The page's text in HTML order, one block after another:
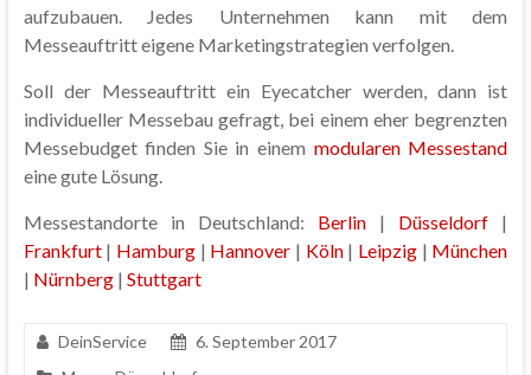
aufzubauen. Jedes Unternehmen kann mit dem
Messeauftritt eigene Marketingstrategien verfolgen.
Soll der Messeauftritt ein Eyecatcher werden, dann ist
individueller Messebau gefragt, bei einem eher begrenzten
Messebudget finden Sie in einem modularen Messestand
eine gute Lösung.
Messestandorte in Deutschland: Berlin| Düsseldorf |
Frankfurt| Hamburg | Hannover | Köln| Leipzig| München
| Nürnberg| Stuttgart
DeinService
6. September 2017